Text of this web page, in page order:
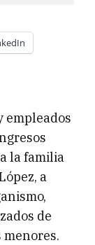
empleados
la familia
a
de
menores.